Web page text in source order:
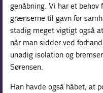
genåbning. Vi har et behov
grænserne til gavn for
stadig meget vigtigt også
når man sidder ved
unødig isolation og
Sørensen.
Han havde også håbet, at